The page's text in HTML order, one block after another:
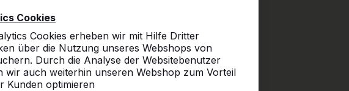
Cookies
Cookies erheben wir mit Hilfe Dritter
über die Nutzung unseres Webshops von
Durch die Analyse der Websitebenutzer
wir auch weiterhin unseren Webshop zum Vorteil
Kunden optimieren